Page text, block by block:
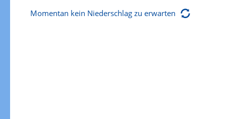
Momentan kein Niederschlag zu erwarten